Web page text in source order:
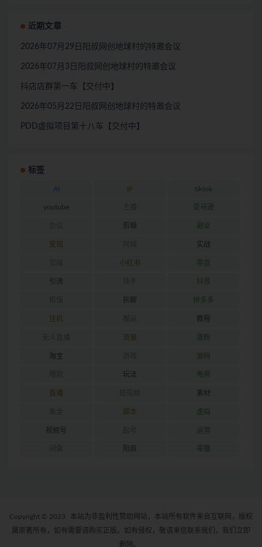
近期文章
2026年07月29日阳叔网创地球村的特邀会议
2026年07月3日阳叔网创地球村的特邀会议
抖店店群第一车【交付中】
2026年05月22日阳叔网创地球村的特邀会议
PDD虚拟项目第十八车【交付中】
标签
AI IP tiktok
youtube 亚马逊
剪辑 副业
变现 实战
小红书 带货
引流 抖音
拆解 拼多多
挂机 教程
流量 涨粉
淘宝 源码
玩法 电商
直播 素材
脚本 虚拟
视频号 运营
阳叔 零撸
Copyright © 2023
本站为非盈利性赞助网站，本站所有软件来自互联网，版权
属原著所有，如有需要请购买正版。如有侵权，敬请来信联系我们，我们立即
删除。